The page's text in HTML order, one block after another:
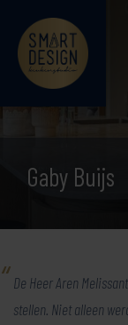
Gaby Buijs
De Heer Aren
stellen. Niet alleen